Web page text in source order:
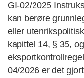
GI-02/2025
kan berøre
eller
kapittel 14, § 35,
04/2026 er det